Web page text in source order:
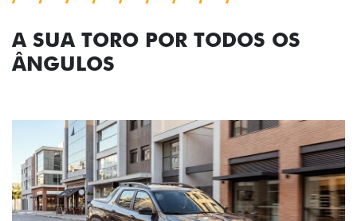
A SUA TORO POR TODOS OS
ÂNGULOS